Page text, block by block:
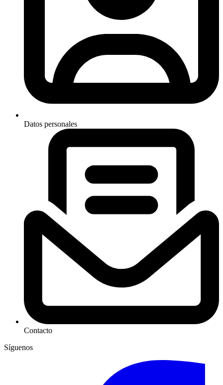
Datos personales
Contacto
Síguenos